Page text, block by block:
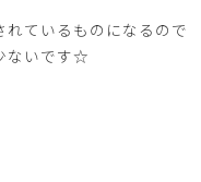
ているものになるので
ないです☆